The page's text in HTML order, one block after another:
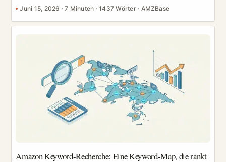
optimieren" bedeutet, mehr Keywords hinzuzufügen. Das
Aufgaben gleichzeitig: Es schafft Relevanz, damit Amazon
für Traffic, der nie konvertiert – und das zieht das Ranking
wieder nach unten. Dieses Framework behandelt dein
Listing als Conversion-Maschine. Wir gehen Element für
Element vor, mit Vorlagen und einer wiederverwendbaren
Checkliste, die du sofort anwenden kannst. ...
Juni 15, 2026 ·7 Minuten ·1437 Wörter· AMZBase
Amazon Keyword-Recherche: Eine Keyword-Map, die rankt